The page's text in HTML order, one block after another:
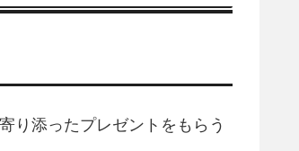
り添ったプレゼントをもらう